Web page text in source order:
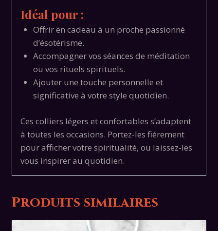
Idéal pour :
Offrir en cadeau à un proche passionné
d’ésotérisme.
Accompagner vos séances de méditation
ou vos rituels spirituels.
Ajouter une touche personnelle et
significative à votre style quotidien.
Ces colliers légers et confortables s’adaptent
à toutes les occasions. Portez-les fièrement
pour afficher votre spiritualité, ou laissez-les
vous inspirer au quotidien.
Produits similaires